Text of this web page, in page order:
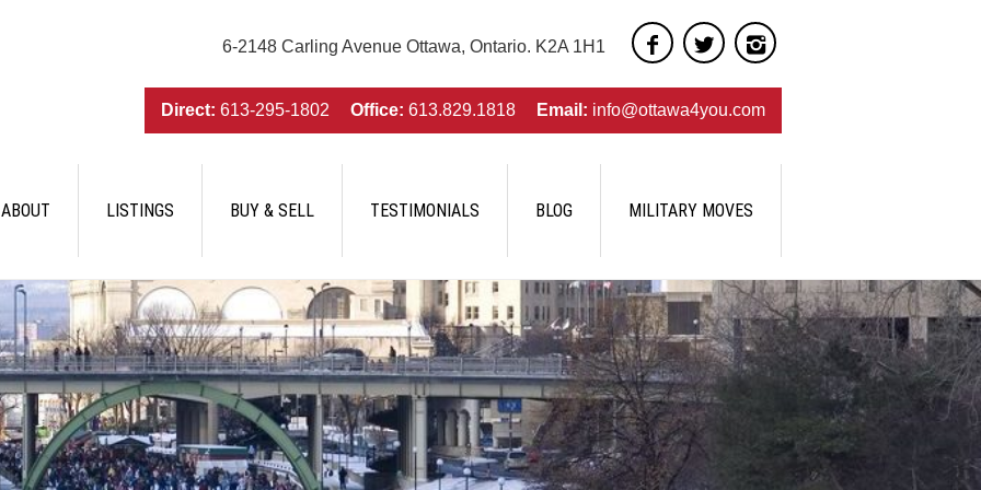
6-2148 Carling Avenue Ottawa, Ontario. K2A 1H1
Direct: 613-295-1802 Office: 613.829.1818 Email: info@ottawa4you.com
ABOUT LISTINGS BUY & SELL TESTIMONIALS BLOG MILITARY MOVES